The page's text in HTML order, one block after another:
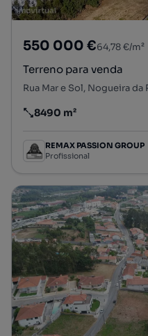
550 000 €64,78 €/m²
Terreno para venda
Preço por metro quadrado
8490 m²
REMAX PASSION GROUP
Profissional